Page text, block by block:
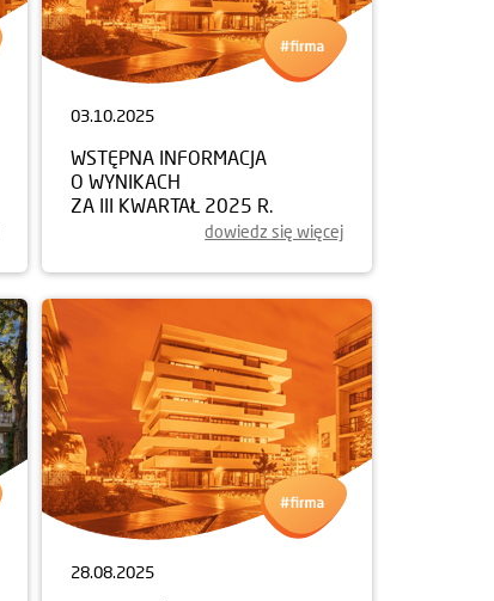
03.10.2025
WSTĘPNA INFORMACJA
O WYNIKACH
ZA III KWARTAŁ 2025 R.
dowiedz się więcej
28.08.2025